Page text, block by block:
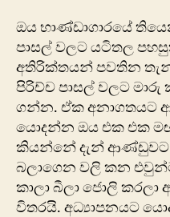
ඔය භාණ්ඩාගාරයේ
පාසල් වලට යටිතල
අතිරික්තයන් පවතින
පිරිච්ච පාසල් වලට
ගන්න. ඒක අනාගතයට
යොදන්න ඔය එක එක
කියන්නේ දැන්
බලාගෙන වලි කන
කාලා බීලා ‍ජොලි කරලා
විතරයි. අධ්‍යාපනයට